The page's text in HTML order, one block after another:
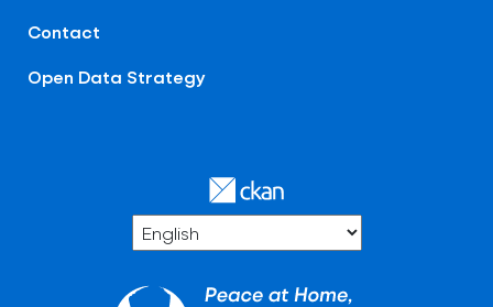
Contact
Open Data Strategy